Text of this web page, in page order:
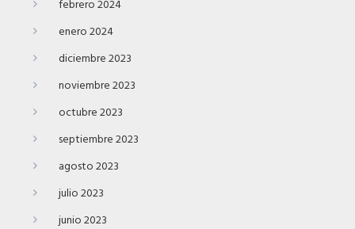
febrero 2024
enero 2024
diciembre 2023
noviembre 2023
octubre 2023
septiembre 2023
agosto 2023
julio 2023
junio 2023